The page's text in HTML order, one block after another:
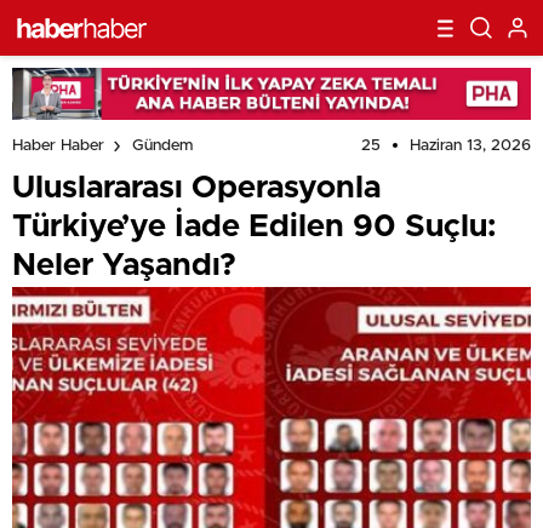
Haber Haber Gündem 25 Haziran 13, 2026
Uluslararası Operasyonla
Türkiye’ye İade Edilen 90 Suçlu:
Neler Yaşandı?